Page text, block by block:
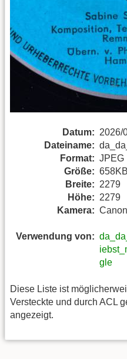
Datum: 2026/
Dateiname:
Format: JPEG
Größe: 658KB
Breite: 2279
Höhe: 2279
Kamera:
Verwendung von:
gle
Diese Liste ist
Versteckte und durch ACL
angezeigt.